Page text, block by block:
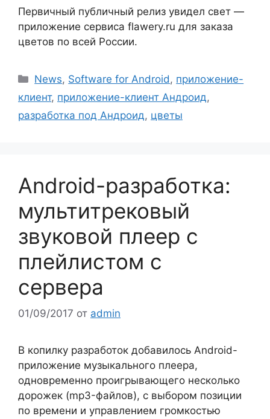
Первичный публичный релиз увидел свет —
приложение сервиса flawery.ru для заказа
цветов по всей России.
Рубрики
News, Software for Android , приложение-
клиент, приложение-клиент Андроид,
разработка под Андроид, цветы
Android-разработка:
мультитрековый
звуковой плеер с
плейлистом с
сервера
01/09/2017 от admin
В копилку разработок добавилось Android-
приложение музыкального плеера,
одновременно проигрывающего несколько
дорожек (mp3-файлов), с выбором позиции
по времени и управлением громкостью